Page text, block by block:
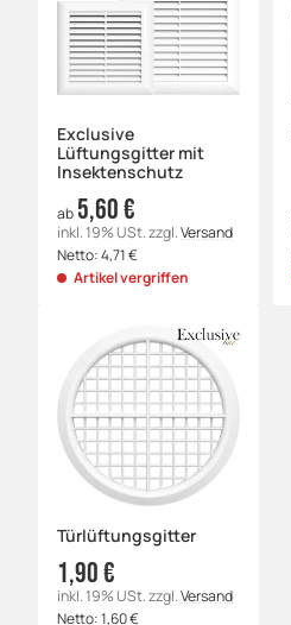
Exclusive
Lüftungsgitter mit
Insektenschutz
ab 5,60 €
inkl. 19% USt.zzgl.Versand
Netto:4,71€
Artikel vergriffen
Türlüftungsgitter
1,90 €
inkl. 19% USt.zzgl.Versand
Netto:1,60€